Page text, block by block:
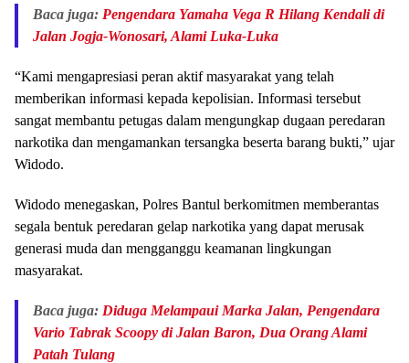
Baca juga: Pengendara Yamaha Vega R Hilang Kendali di
Jalan Jogja-Wonosari, Alami Luka-Luka
“Kami mengapresiasi peran aktif masyarakat yang telah
memberikan informasi kepada kepolisian. Informasi tersebut
sangat membantu petugas dalam mengungkap dugaan peredaran
narkotika dan mengamankan tersangka beserta barang bukti,” ujar
Widodo.
Widodo menegaskan, Polres Bantul berkomitmen memberantas
segala bentuk peredaran gelap narkotika yang dapat merusak
generasi muda dan mengganggu keamanan lingkungan
masyarakat.
Baca juga: Diduga Melampaui Marka Jalan, Pengendara
Vario Tabrak Scoopy di Jalan Baron, Dua Orang Alami
Patah Tulang